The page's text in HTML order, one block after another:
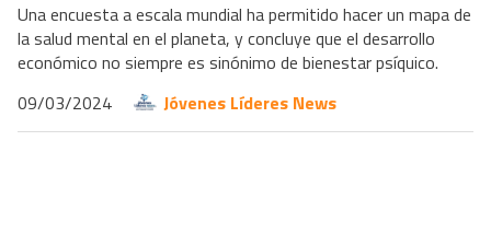
Una encuesta a escala mundial ha permitido hacer un mapa de
la salud mental en el planeta, y concluye que el desarrollo
económico no siempre es sinónimo de bienestar psíquico.
09/03/2024
Jóvenes Líderes News